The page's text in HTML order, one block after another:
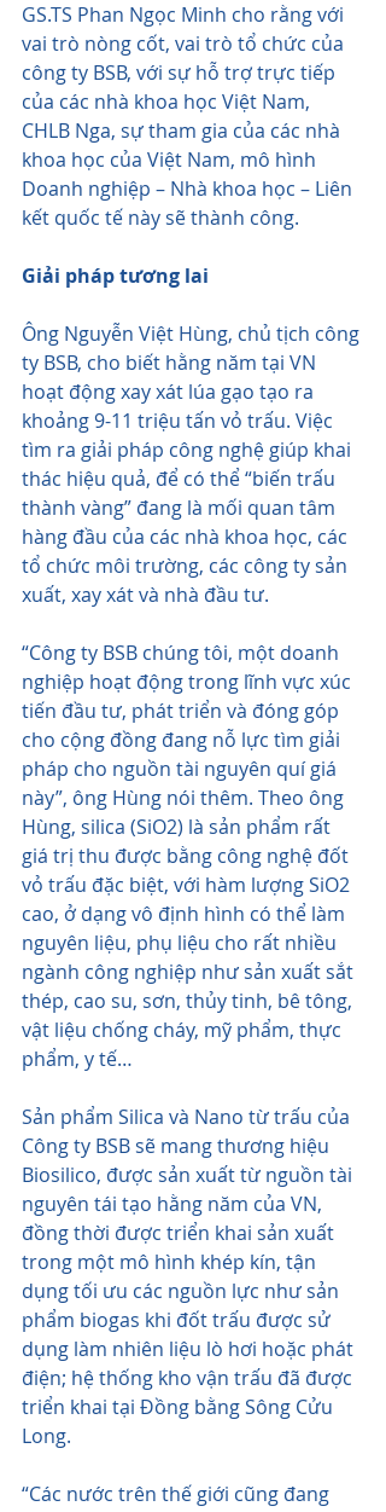
GS.TS Phan Ngọc Minh cho rằng với
vai trò nòng cốt, vai trò tổ chức của
công ty BSB, với sự hỗ trợ trực tiếp
của các nhà khoa học Việt Nam,
CHLB Nga, sự tham gia của các nhà
khoa học của Việt Nam, mô hình
Doanh nghiệp – Nhà khoa học – Liên
kết quốc tế này sẽ thành công.
Giải pháp tương lai
Ông Nguyễn Việt Hùng, chủ tịch công
ty BSB, cho biết hằng năm tại VN
hoạt động xay xát lúa gạo tạo ra
khoảng 9-11 triệu tấn vỏ trấu. Việc
tìm ra giải pháp công nghệ giúp khai
thác hiệu quả, để có thể “biến trấu
thành vàng” đang là mối quan tâm
hàng đầu của các nhà khoa học, các
tổ chức môi trường, các công ty sản
xuất, xay xát và nhà đầu tư.
“Công ty BSB chúng tôi, một doanh
nghiệp hoạt động trong lĩnh vực xúc
tiến đầu tư, phát triển và đóng góp
cho cộng đồng đang nỗ lực tìm giải
pháp cho nguồn tài nguyên quí giá
này”, ông Hùng nói thêm. Theo ông
Hùng, silica (SiO2) là sản phẩm rất
giá trị thu được bằng công nghệ đốt
vỏ trấu đặc biệt, với hàm lượng SiO2
cao, ở dạng vô định hình có thể làm
nguyên liệu, phụ liệu cho rất nhiều
ngành công nghiệp như sản xuất sắt
thép, cao su, sơn, thủy tinh, bê tông,
vật liệu chống cháy, mỹ phẩm, thực
phẩm, y tế…
Sản phẩm Silica và Nano từ trấu của
Công ty BSB sẽ mang thương hiệu
Biosilico, được sản xuất từ nguồn tài
nguyên tái tạo hằng năm của VN,
đồng thời được triển khai sản xuất
trong một mô hình khép kín, tận
dụng tối ưu các nguồn lực như sản
phẩm biogas khi đốt trấu được sử
dụng làm nhiên liệu lò hơi hoặc phát
điện; hệ thống kho vận trấu đã được
triển khai tại Đồng bằng Sông Cửu
Long.
“Các nước trên thế giới cũng đang